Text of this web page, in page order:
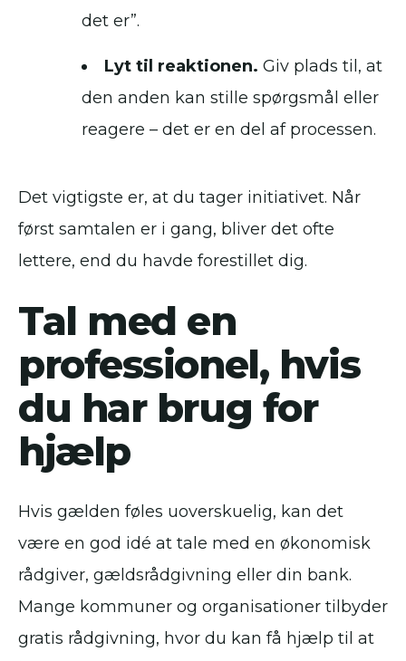
det er”.
Lyt til reaktionen. Giv plads til, at
den anden kan stille spørgsmål eller
reagere – det er en del af processen.
Det vigtigste er, at du tager initiativet. Når
først samtalen er i gang, bliver det ofte
lettere, end du havde forestillet dig.
Tal med en
professionel, hvis
du har brug for
hjælp
Hvis gælden føles uoverskuelig, kan det
være en god idé at tale med en økonomisk
rådgiver, gældsrådgivning eller din bank.
Mange kommuner og organisationer tilbyder
gratis rådgivning, hvor du kan få hjælp til at